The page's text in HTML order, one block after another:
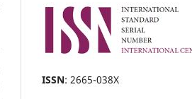
ISSN: 2665-038X